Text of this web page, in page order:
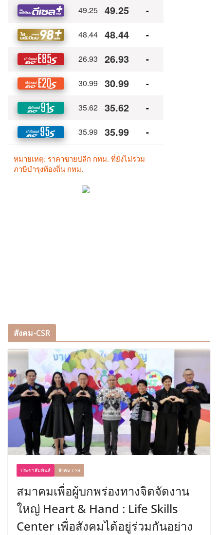
สังคม-CSR
ประชาสัมพันธ์ สังคม-CSR
สมาคมเพื่อผู้บกพร่องทางจิตจัดงาน
ใหญ่ Heart & Hand : Life Skills
Center เพื่อสังคมได้อยู่ร่วมกันอย่าง